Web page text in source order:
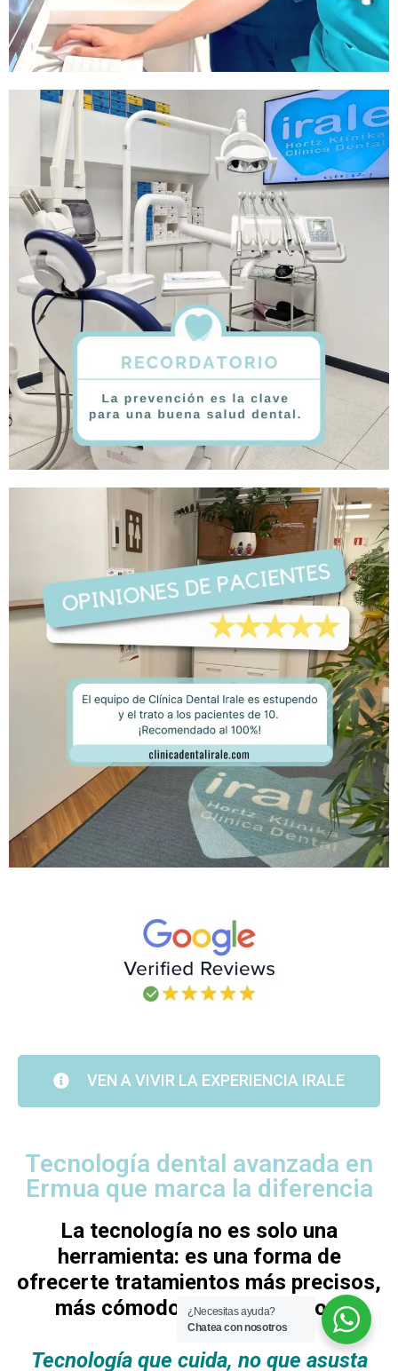
VEN A VIVIR LA EXPERIENCIA IRALE
Tecnología dental avanzada en
Ermua que marca la diferencia
La tecnología no es solo una
herramienta: es una forma de
ofrecerte tratamientos más precisos,
más cómodos y más seguros.
Tecnología que cuida, no que asusta
¿Necesitas ayuda?
Chatea con nosotros